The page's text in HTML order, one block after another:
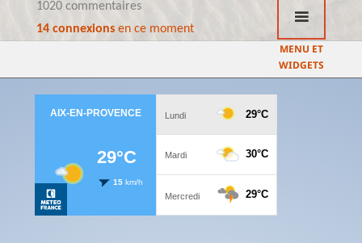
1020 commentaires
14 connexionsen ce moment
MENU ET
WIDGETS